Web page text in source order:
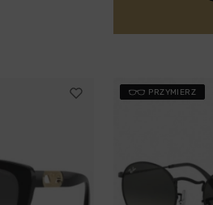
PRZYMIERZ